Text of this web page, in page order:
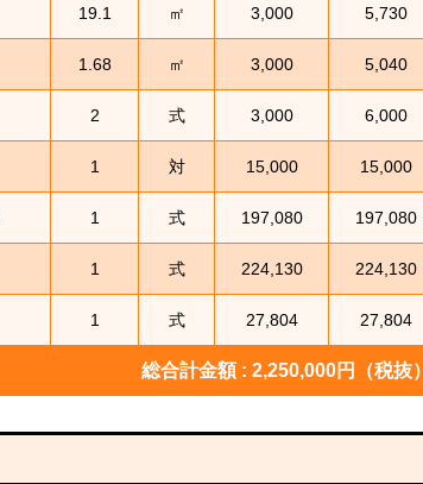
総合計金額 : 2,250,000円（税抜）
19.1 ㎡ 3,000 5,730
1.68 ㎡ 3,000 5,040
2 式 3,000 6,000
1 対 15,000 15,000
1 式 197,080 197,080
1 式 224,130 224,130
1 式 27,804 27,804